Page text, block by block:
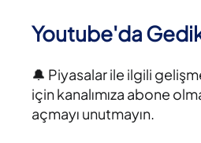
Youtube'da Gedik
🔔 Piyasalar ile ilgili
için kanalımıza abone
açmayı unutmayın.